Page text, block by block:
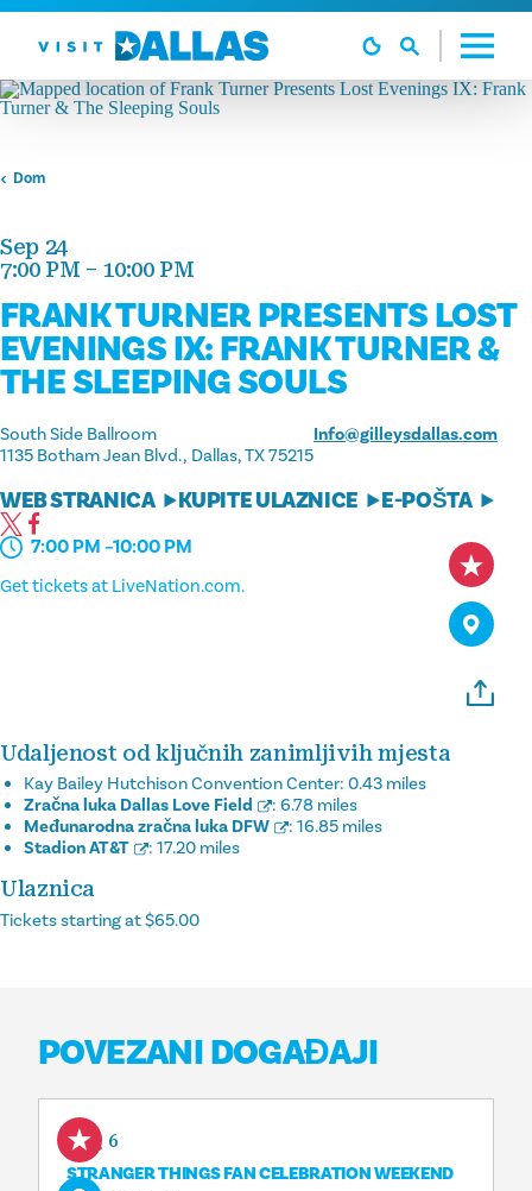
Preskoči na sadržaj
Dom
Sep 24
7:00 PM – 10:00 PM
FRANK TURNER PRESENTS LOST
EVENINGS IX: FRANK TURNER &
THE SLEEPING SOULS
South Side Ballroom
1135 Botham Jean Blvd. Dallas, TX 75215
Info@gilleysdallas.com
WEB STRANICA KUPITE ULAZNICE E-POŠTA
7:00 PM –10:00 PM
Get tickets at LiveNation.com.
Udaljenost od ključnih zanimljivih mjesta
Kay Bailey Hutchison Convention Center: 0.43 miles
Zračna luka Dallas Love Field
: 6.78 miles
Međunarodna zračna luka DFW
: 16.85 miles
Stadion AT&T
: 17.20 miles
Ulaznica
Tickets starting at $65.00
POVEZANI DOGAĐAJI
Aug 6
STRANGER THINGS FAN CELEBRATION WEEKEND